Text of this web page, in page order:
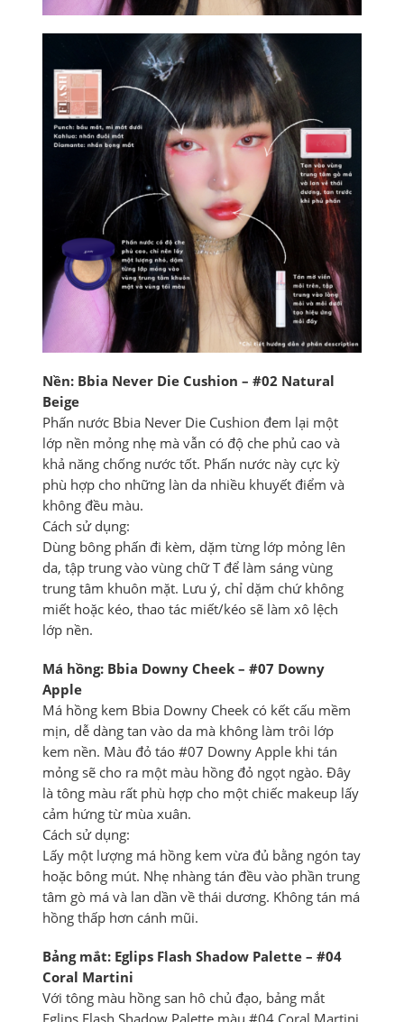
Nền: Bbia Never Die Cushion – #02 Natural
Beige
Phấn nước Bbia Never Die Cushion đem lại một
lớp nền mỏng nhẹ mà vẫn có độ che phủ cao và
khả năng chống nước tốt. Phấn nước này cực kỳ
phù hợp cho những làn da nhiều khuyết điểm và
không đều màu.
Cách sử dụng:
Dùng bông phấn đi kèm, dặm từng lớp mỏng lên
da, tập trung vào vùng chữ T để làm sáng vùng
trung tâm khuôn mặt. Lưu ý, chỉ dặm chứ không
miết hoặc kéo, thao tác miết/kéo sẽ làm xô lệch
lớp nền.
Má hồng: Bbia Downy Cheek – #07 Downy
Apple
Má hồng kem Bbia Downy Cheek có kết cấu mềm
mịn, dễ dàng tan vào da mà không làm trôi lớp
kem nền. Màu đỏ táo #07 Downy Apple khi tán
mỏng sẽ cho ra một màu hồng đỏ ngọt ngào. Đây
là tông màu rất phù hợp cho một chiếc makeup lấy
cảm hứng từ mùa xuân.
Cách sử dụng:
Lấy một lượng má hồng kem vừa đủ bằng ngón tay
hoặc bông mút. Nhẹ nhàng tán đều vào phần trung
tâm gò má và lan dần về thái dương. Không tán má
hồng thấp hơn cánh mũi.
Bảng mắt: Eglips Flash Shadow Palette – #04
Coral Martini
Với tông màu hồng san hô chủ đạo, bảng mắt
Eglips Flash Shadow Palette màu #04 Coral Martini